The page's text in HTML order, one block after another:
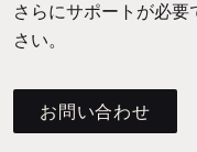
さらにサポートが必
さい。
お問い合わせ